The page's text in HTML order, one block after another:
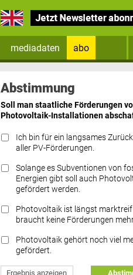
mediadaten
abo
Datenschutz FAQs
Abstimmung
Soll man staatliche Förderungen
Photovoltaik-Installationen
Ich bin für ein langsames
aller PV-Förderungen.
Solange es Subventionen von
Energien gibt soll auch
gefördert werden.
Photovoltaik ist längst marktreif
braucht keine Förderungen
Photovoltaik gehört noch viel
gefördert.
Ergebnis anzeigen